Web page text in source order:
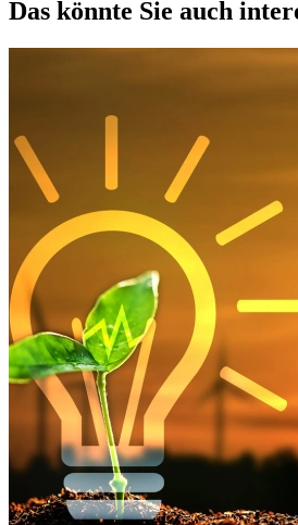
Das könnte Sie auch